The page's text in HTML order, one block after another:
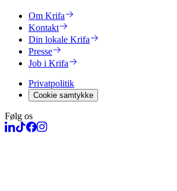
Om Krifa
Kontakt
Din lokale Krifa
Presse
Job i Krifa
Privatpolitik
Cookie samtykke
Følg os